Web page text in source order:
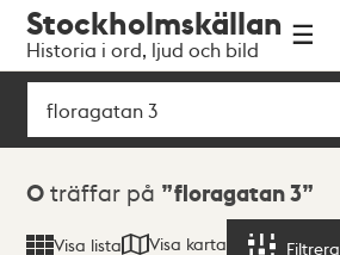
navigationen
huvudinnehållet
Stockholmskällan
Historia i ord, ljud och bild
Sök
Sökresultat
0 träffar på floragatan 3
Visa lista Visa karta Filtrera